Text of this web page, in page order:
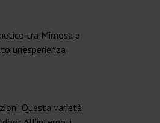
tra Mimosa e
un'esperienza
Questa varietà